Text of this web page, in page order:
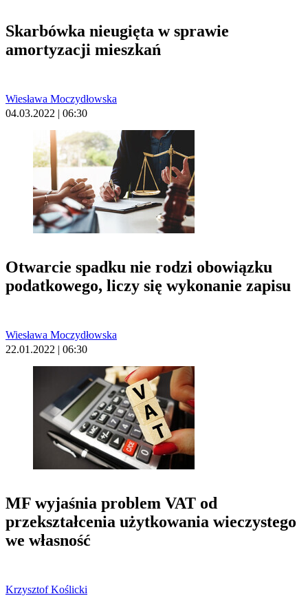
Skarbówka nieugięta w sprawie
amortyzacji mieszkań
Wiesława Moczydłowska
04.03.2022 | 06:30
Otwarcie spadku nie rodzi obowiązku
podatkowego, liczy się wykonanie zapisu
Wiesława Moczydłowska
22.01.2022 | 06:30
MF wyjaśnia problem VAT od
przekształcenia użytkowania wieczystego
we własność
Krzysztof Koślicki